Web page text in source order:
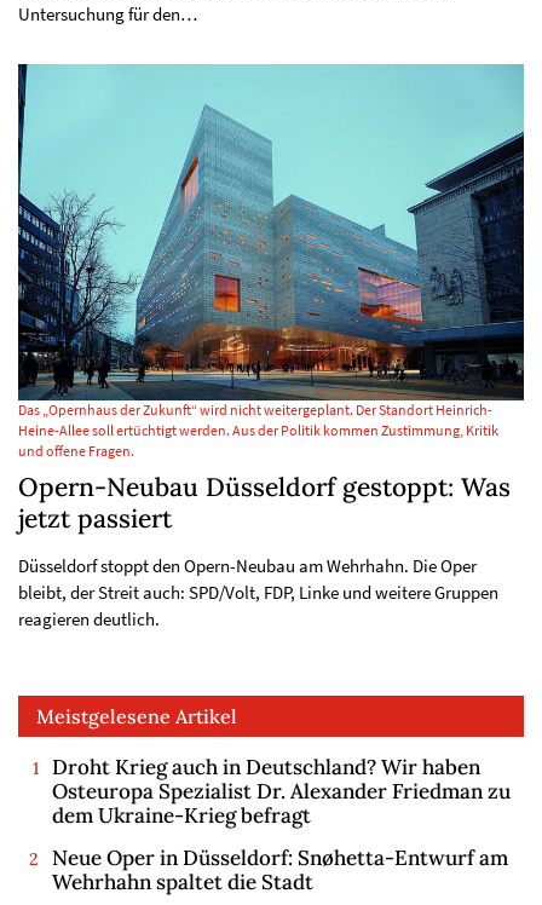
Untersuchung für den…
Das „Opernhaus der Zukunft“ wird nicht weitergeplant. Der Standort Heinrich-
Heine-Allee soll ertüchtigt werden. Aus der Politik kommen Zustimmung, Kritik
und offene Fragen.
Opern-Neubau Düsseldorf gestoppt: Was
jetzt passiert
Düsseldorf stoppt den Opern-Neubau am Wehrhahn. Die Oper
bleibt, der Streit auch: SPD/Volt, FDP, Linke und weitere Gruppen
reagieren deutlich.
Meistgelesene Artikel
Droht Krieg auch in Deutschland? Wir haben
Osteuropa Spezialist Dr. Alexander Friedman zu
dem Ukraine-Krieg befragt
Neue Oper in Düsseldorf: Snøhetta-Entwurf am
Wehrhahn spaltet die Stadt